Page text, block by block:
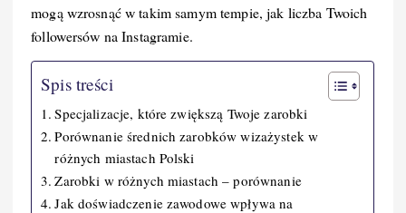
mogą wzrosnąć w takim samym tempie, jak liczba Twoich
followersów na Instagramie.
Spis treści
Specjalizacje, które zwiększą Twoje zarobki
Porównanie średnich zarobków wizażystek w
różnych miastach Polski
Zarobki w różnych miastach – porównanie
Jak doświadczenie zawodowe wpływa na